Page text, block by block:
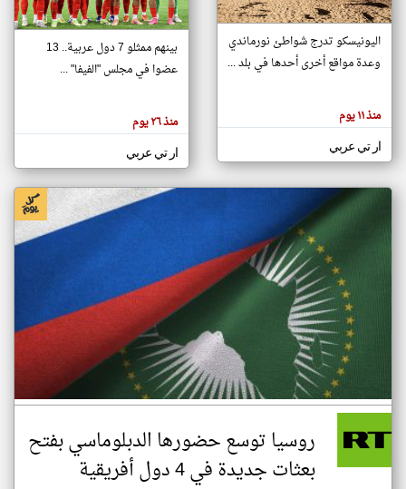
تغيير الدولة
اخبار جزر القمر على مدار الساعة
أهم اخبار جزر القمر العاجلة والمباشرة
هنا عن
وجهة
كاتبيها.
اليونيسكو تدرج شواطئ نورماندي
وعدة مواقع أخرى أحدها في بلد ...
منذ ١١ يوم
ار تي عربي
بينهم ممثلو 7 دول عربية.. 13
عضوا في مجلس "الفيفا" ...
منذ ٢٦ يوم
ار تي عربي
روسيا توسع حضورها الدبلوماسي بفتح
بعثات جديدة في 4 دول أفريقية
klyoum.com